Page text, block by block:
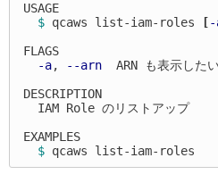
USAGE
$ qcaws list-iam-roles [-
FLAGS
-a, --arn
ARN も表示した
DESCRIPTION
  IAM Role のリストアップ
EXAMPLES
$